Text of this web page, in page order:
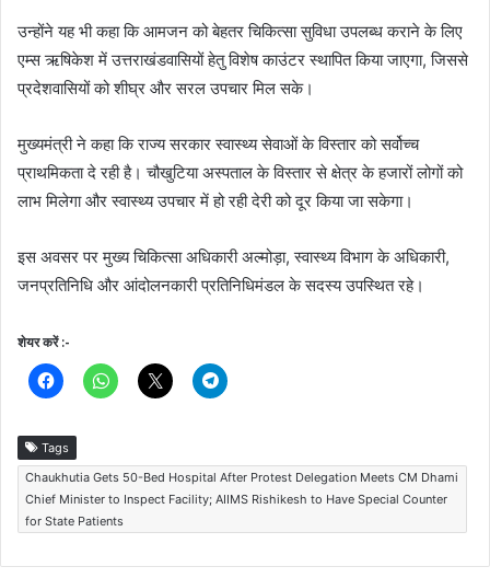
उन्होंने यह भी कहा कि आमजन को बेहतर चिकित्सा सुविधा उपलब्ध कराने के लिए
एम्स ऋषिकेश में उत्तराखंडवासियों हेतु विशेष काउंटर स्थापित किया जाएगा, जिससे
प्रदेशवासियों को शीघ्र और सरल उपचार मिल सके।
मुख्यमंत्री ने कहा कि राज्य सरकार स्वास्थ्य सेवाओं के विस्तार को सर्वोच्च
प्राथमिकता दे रही है। चौखुटिया अस्पताल के विस्तार से क्षेत्र के हजारों लोगों को
लाभ मिलेगा और स्वास्थ्य उपचार में हो रही देरी को दूर किया जा सकेगा।
इस अवसर पर मुख्य चिकित्सा अधिकारी अल्मोड़ा, स्वास्थ्य विभाग के अधिकारी,
जनप्रतिनिधि और आंदोलनकारी प्रतिनिधिमंडल के सदस्य उपस्थित रहे।
शेयर करें :-
Tags
Chaukhutia Gets 50-Bed Hospital After Protest Delegation Meets CM Dhami
Chief Minister to Inspect Facility; AIIMS Rishikesh to Have Special Counter
for State Patients